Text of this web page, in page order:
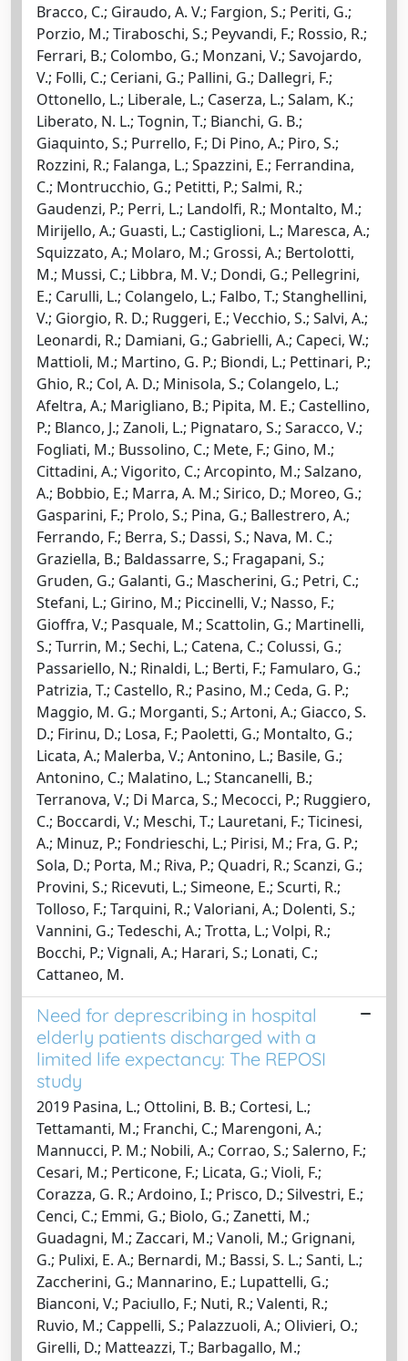
Bracco, C.; Giraudo, A. V.; Fargion, S.; Periti, G.;
Porzio, M.; Tiraboschi, S.; Peyvandi, F.; Rossio, R.;
Ferrari, B.; Colombo, G.; Monzani, V.; Savojardo,
V.; Folli, C.; Ceriani, G.; Pallini, G.; Dallegri, F.;
Ottonello, L.; Liberale, L.; Caserza, L.; Salam, K.;
Liberato, N. L.; Tognin, T.; Bianchi, G. B.;
Giaquinto, S.; Purrello, F.; Di Pino, A.; Piro, S.;
Rozzini, R.; Falanga, L.; Spazzini, E.; Ferrandina,
C.; Montrucchio, G.; Petitti, P.; Salmi, R.;
Gaudenzi, P.; Perri, L.; Landolfi, R.; Montalto, M.;
Mirijello, A.; Guasti, L.; Castiglioni, L.; Maresca, A.;
Squizzato, A.; Molaro, M.; Grossi, A.; Bertolotti,
M.; Mussi, C.; Libbra, M. V.; Dondi, G.; Pellegrini,
E.; Carulli, L.; Colangelo, L.; Falbo, T.; Stanghellini,
V.; Giorgio, R. D.; Ruggeri, E.; Vecchio, S.; Salvi, A.;
Leonardi, R.; Damiani, G.; Gabrielli, A.; Capeci, W.;
Mattioli, M.; Martino, G. P.; Biondi, L.; Pettinari, P.;
Ghio, R.; Col, A. D.; Minisola, S.; Colangelo, L.;
Afeltra, A.; Marigliano, B.; Pipita, M. E.; Castellino,
P.; Blanco, J.; Zanoli, L.; Pignataro, S.; Saracco, V.;
Fogliati, M.; Bussolino, C.; Mete, F.; Gino, M.;
Cittadini, A.; Vigorito, C.; Arcopinto, M.; Salzano,
A.; Bobbio, E.; Marra, A. M.; Sirico, D.; Moreo, G.;
Gasparini, F.; Prolo, S.; Pina, G.; Ballestrero, A.;
Ferrando, F.; Berra, S.; Dassi, S.; Nava, M. C.;
Graziella, B.; Baldassarre, S.; Fragapani, S.;
Gruden, G.; Galanti, G.; Mascherini, G.; Petri, C.;
Stefani, L.; Girino, M.; Piccinelli, V.; Nasso, F.;
Gioffra, V.; Pasquale, M.; Scattolin, G.; Martinelli,
S.; Turrin, M.; Sechi, L.; Catena, C.; Colussi, G.;
Passariello, N.; Rinaldi, L.; Berti, F.; Famularo, G.;
Patrizia, T.; Castello, R.; Pasino, M.; Ceda, G. P.;
Maggio, M. G.; Morganti, S.; Artoni, A.; Giacco, S.
D.; Firinu, D.; Losa, F.; Paoletti, G.; Montalto, G.;
Licata, A.; Malerba, V.; Antonino, L.; Basile, G.;
Antonino, C.; Malatino, L.; Stancanelli, B.;
Terranova, V.; Di Marca, S.; Mecocci, P.; Ruggiero,
C.; Boccardi, V.; Meschi, T.; Lauretani, F.; Ticinesi,
A.; Minuz, P.; Fondrieschi, L.; Pirisi, M.; Fra, G. P.;
Sola, D.; Porta, M.; Riva, P.; Quadri, R.; Scanzi, G.;
Provini, S.; Ricevuti, L.; Simeone, E.; Scurti, R.;
Tolloso, F.; Tarquini, R.; Valoriani, A.; Dolenti, S.;
Vannini, G.; Tedeschi, A.; Trotta, L.; Volpi, R.;
Bocchi, P.; Vignali, A.; Harari, S.; Lonati, C.;
Cattaneo, M.
Need for deprescribing in hospital
elderly patients discharged with a
limited life expectancy: The REPOSI
study
2019 Pasina, L.; Ottolini, B. B.; Cortesi, L.;
Tettamanti, M.; Franchi, C.; Marengoni, A.;
Mannucci, P. M.; Nobili, A.; Corrao, S.; Salerno, F.;
Cesari, M.; Perticone, F.; Licata, G.; Violi, F.;
Corazza, G. R.; Ardoino, I.; Prisco, D.; Silvestri, E.;
Cenci, C.; Emmi, G.; Biolo, G.; Zanetti, M.;
Guadagni, M.; Zaccari, M.; Vanoli, M.; Grignani,
G.; Pulixi, E. A.; Bernardi, M.; Bassi, S. L.; Santi, L.;
Zaccherini, G.; Mannarino, E.; Lupattelli, G.;
Bianconi, V.; Paciullo, F.; Nuti, R.; Valenti, R.;
Ruvio, M.; Cappelli, S.; Palazzuoli, A.; Olivieri, O.;
Girelli, D.; Matteazzi, T.; Barbagallo, M.;